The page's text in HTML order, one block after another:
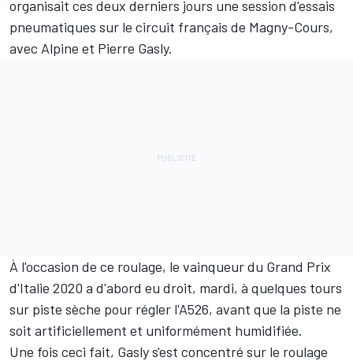
organisait ces deux derniers jours une session d'essais
pneumatiques sur le circuit français de Magny-Cours,
avec Alpine et Pierre Gasly.
À l'occasion de ce roulage, le vainqueur du Grand Prix
d'Italie 2020 a d'abord eu droit, mardi, à quelques tours
sur piste sèche pour régler l'A526, avant que la piste ne
soit artificiellement et uniformément humidifiée.
Une fois ceci fait, Gasly s'est concentré sur le roulage